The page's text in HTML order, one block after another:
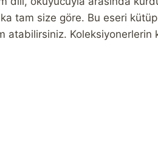
tam size göre. Bu eseri
atabilirsiniz.